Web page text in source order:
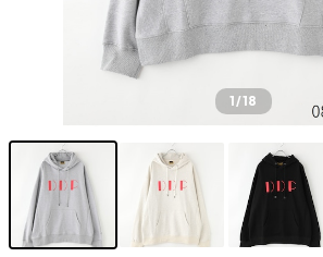
1/18